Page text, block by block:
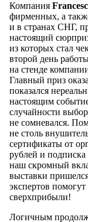
Компания
фирменных, а
и в странах СНГ,
настоящий
из которых стал
второй день
на стенде
Главный приз
показался
настоящим
случайности
не сомневался.
не столь
сертификаты от
рублей и
наш скромный
выставки
экспертов
сверхприбыли!
Логичным